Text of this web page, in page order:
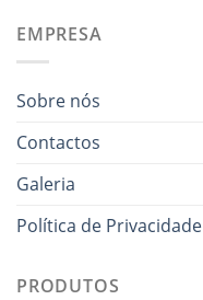
EMPRESA
Sobre nós
Contactos
Galeria
Política de Privacidade
PRODUTOS